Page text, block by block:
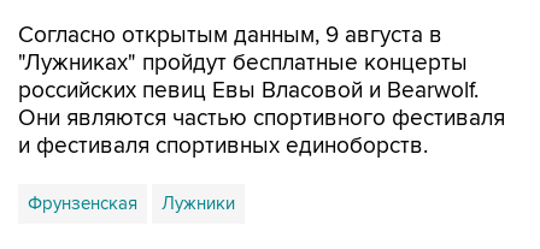
Согласно открытым данным, 9 августа в
"Лужниках" пройдут бесплатные концерты
российских певиц Евы Власовой и Bearwolf.
Они являются частью спортивного фестиваля
и фестиваля спортивных единоборств.
Фрунзенская Лужники